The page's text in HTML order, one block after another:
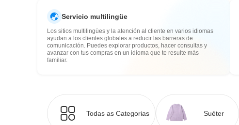
Servicio multilingüe
Los sitios multilingües y la atención al cliente en varios idiomas
ayudan a los clientes globales a reducir las barreras de
comunicación. Puedes explorar productos, hacer consultas y
avanzar con tus compras en un idioma que te resulte más
familiar.
Todas as Categorias Suéter